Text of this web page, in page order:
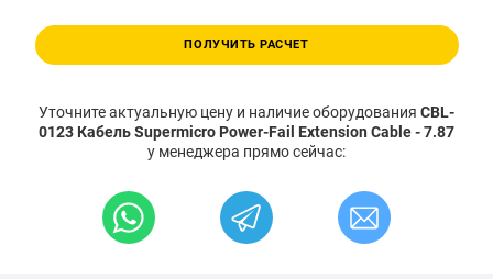
ПОЛУЧИТЬ РАСЧЕТ
Уточните актуальную цену и наличие оборудования CBL-
0123 Кабель Supermicro Power-Fail Extension Cable - 7.87
у менеджера прямо сейчас: